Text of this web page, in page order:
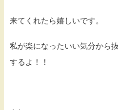
来てくれたら嬉しいです。
私が楽になったいい気分から
するよ！！